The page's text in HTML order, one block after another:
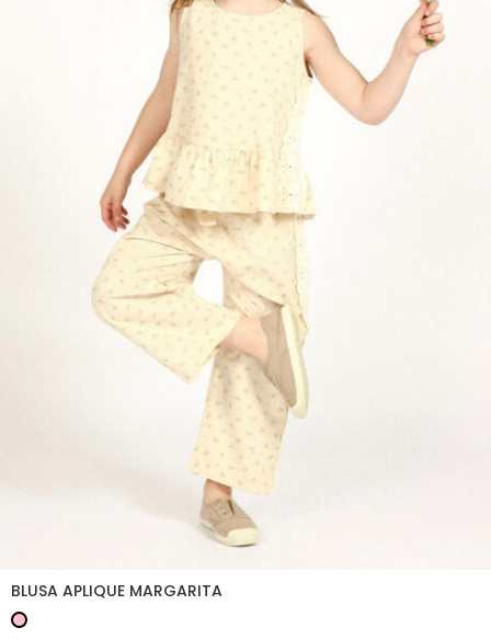
BLUSA APLIQUE MARGARITA